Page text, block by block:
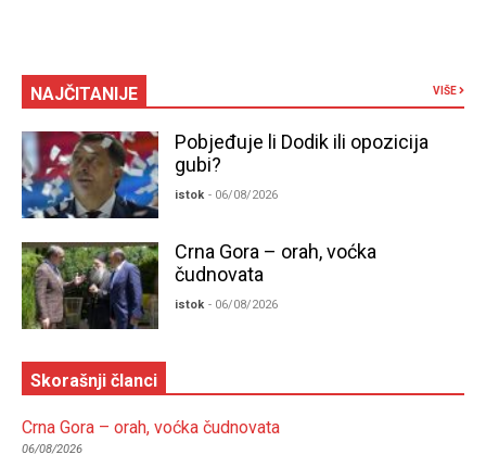
NAJČITANIJE VIŠE
Pobjeđuje li Dodik ili opozicija
gubi?
istok - 06/08/2026
Crna Gora – orah, voćka
čudnovata
istok - 06/08/2026
Skorašnji članci
Crna Gora – orah, voćka čudnovata
06/08/2026